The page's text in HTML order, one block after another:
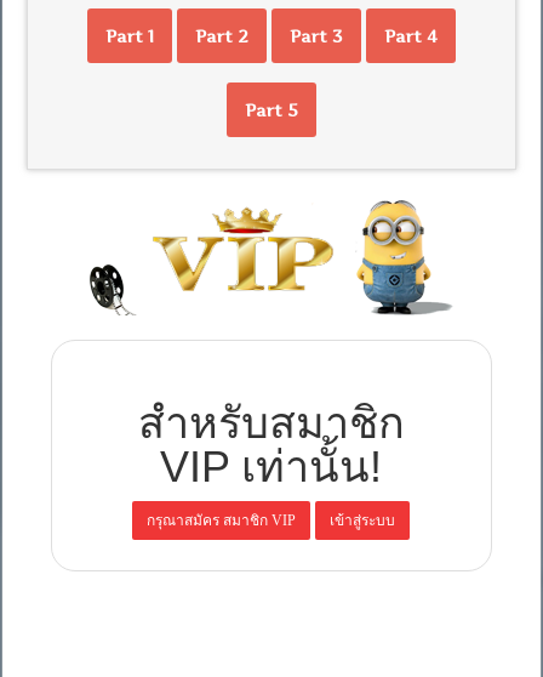
Part 1 Part 2 Part 3 Part 4
Part 5
สำหรับสมาชิก
VIP เท่านั้น!